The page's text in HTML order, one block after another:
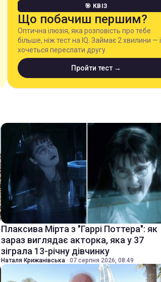
🎯 КВІЗ
Що побачиш першим?
Оптична ілюзія, яка розповість про тебе
більше, ніж тест на IQ. Займає 2 хвилини — і
хочеться переслати другу.
Пройти тест →
Плаксива Мірта з "Гаррі Поттера": як
зараз виглядає акторка, яка у 37
зіграла 13-річну дівчинку
Наталя Крижанівська · 07 серпня 2026, 08:49